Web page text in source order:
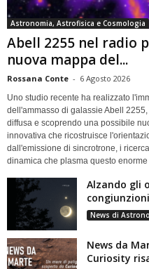
Astronomia, Astrofisica e Cosmologia
Abell 2255 nel radio
nuova mappa del...
Rossana Conte - 6 Agosto 2026
Uno studio recente ha realizzato
dell'ammasso di galassie Abell
diffusa e scoprendo una possibile
innovativa che ricostruisce
dall'emissione di sincrotrone, i
dinamica che plasma questo
Alzando gli
News di
News da
Curiosity